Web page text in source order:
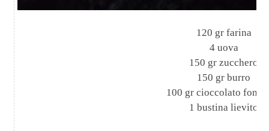
120 gr farina
4 uova
150 gr zucchero
150 gr burro
100 gr cioccolato
1 bustina lievito